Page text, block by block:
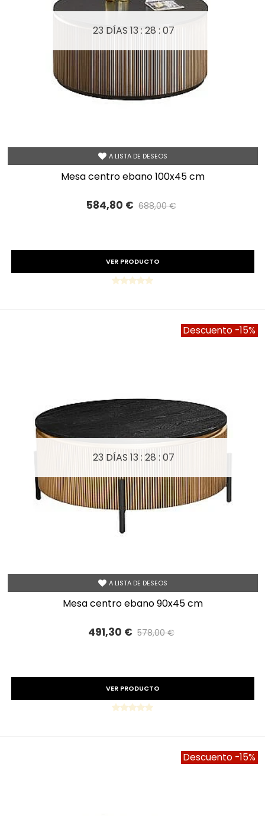
A LISTA DE DESEOS
23 DÍAS 13 : 28 : 05
mesa centro ebano 100x45 cm
584,80 € 688,00 €
VER PRODUCTO
Descuento -15%
A LISTA DE DESEOS
23 DÍAS 13 : 28 : 05
mesa centro ebano 90x45 cm
491,30 € 578,00 €
VER PRODUCTO
Descuento -15%